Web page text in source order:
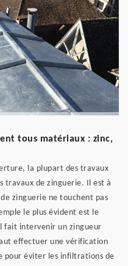
tous matériaux : zinc,
la plupart des travaux
travaux de zinguerie. Il est à
zinguerie ne touchent pas
le plus évident est le
fait intervenir un zingueur
effectuer une vérification
pour éviter les infiltrations de